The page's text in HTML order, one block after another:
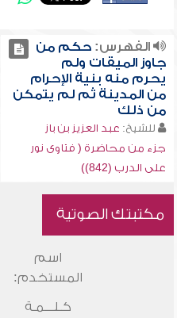
الفهرس:حكم من
جاوز الميقات ولم
يحرم منه بنية الإحرام
من المدينة ثم لم يتمكن
من ذلك
للشيخ: عبد العزيز بن باز
جزء من محاضرة ( فتاوى نور
على الدرب (842))
مكتبتك الصوتية
اسم
المستخدم:
كـلـــمـة